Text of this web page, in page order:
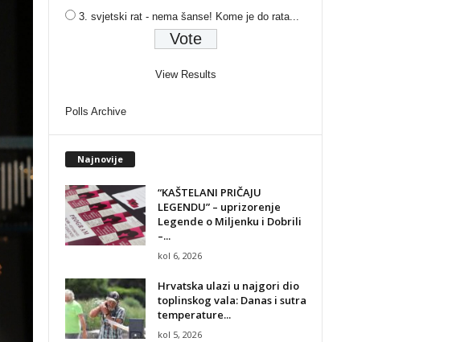
3. svjetski rat - nema šanse! Kome je do rata...
View Results
Polls Archive
Najnovije
“KAŠTELANI PRIČAJU
LEGENDU” – uprizorenje
Legende o Miljenku i Dobrili
–...
kol 6, 2026
Hrvatska ulazi u najgori dio
toplinskog vala: Danas i sutra
temperature...
kol 5, 2026